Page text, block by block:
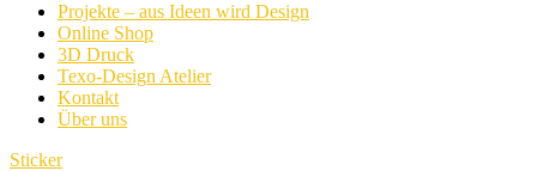
Projekte – aus Ideen wird Design
Online Shop
3D Druck
Texo-Design Atelier
Kontakt
Über uns
Sticker